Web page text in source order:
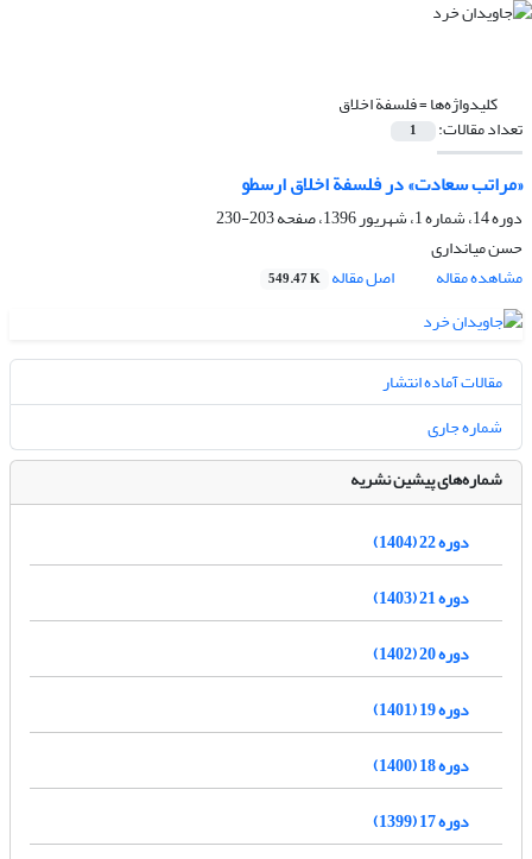
کلیدواژه‌ها =فلسفة اخلاق
تعداد مقالات: 1
«مراتب سعادت» در فلسفة اخلاق ارسطو
دوره 14، شماره 1، شهریور 1396، صفحه
203-230
حسن میانداری
مشاهده مقاله
اصل مقاله 549.47 K
مقالات آماده انتشار
شماره جاری
شماره‌های پیشین نشریه
دوره 22 (1404)
دوره 21 (1403)
دوره 20 (1402)
دوره 19 (1401)
دوره 18 (1400)
دوره 17 (1399)